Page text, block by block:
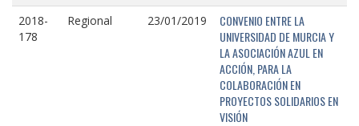
2018-
178
Regional 23/01/2019
CONVENIO ENTRE LA
UNIVERSIDAD DE MURCIA Y
LA ASOCIACIÓN AZUL EN
ACCIÓN, PARA LA
COLABORACIÓN EN
PROYECTOS SOLIDARIOS EN
VISIÓN